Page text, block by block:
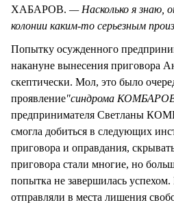
ХАБАРОВ. — Насколько я знаю,
колонии каким-то серьезным
Попытку осужденного
накануне вынесения
скептически. Мол, это было
проявление"синдрома
предпринимателя Светланы
смогла добиться в следующих
приговора и оправдания,
приговора стали многие, но
попытка не завершилась
отправляли в места лишения